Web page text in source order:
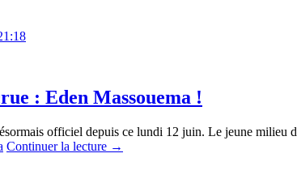
: Eden Massouema !
officiel depuis ce lundi 12 juin. Le jeune
Continuer la lecture →